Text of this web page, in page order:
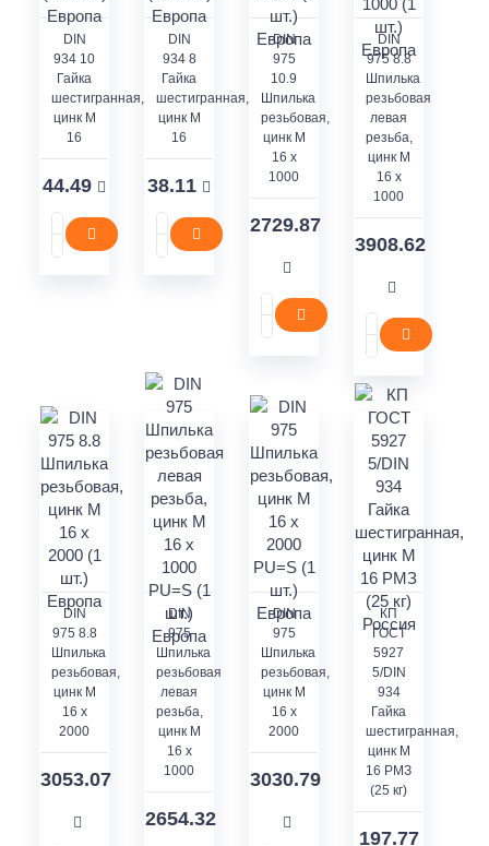
DIN
934 10
Гайка
шестигранная,
цинк M
16
44.49
DIN
934 8
Гайка
шестигранная,
цинк M
16
38.11
DIN
975
10.9
Шпилька
резьбовая,
цинк M
16 x
1000
2729.87
DIN
975 8.8
Шпилька
резьбовая
левая
резьба,
цинк M
16 x
1000
3908.62
DIN
975 8.8
Шпилька
резьбовая,
цинк M
16 x
2000
3053.07
DIN
975
Шпилька
резьбовая
левая
резьба,
цинк M
16 x
1000
2654.32
DIN
975
Шпилька
резьбовая,
цинк M
16 x
2000
3030.79
КП
ГОСТ
5927
5/DIN
934
Гайка
шестигранная,
цинк M
16 РМЗ
(25 кг)
197.77